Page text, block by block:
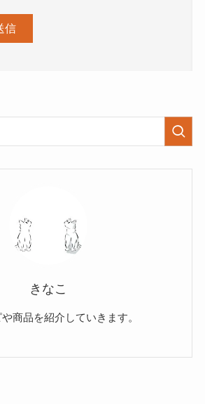
きなこ
商品を紹介していきます。